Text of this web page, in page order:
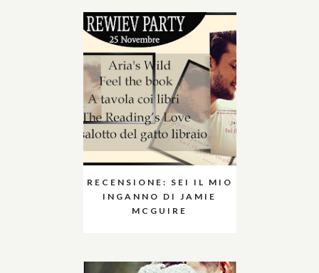
RECENSIONE: SEI IL MIO
INGANNO DI JAMIE
MCGUIRE